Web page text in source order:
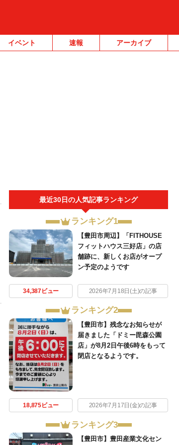
イベント 速報 アーカイブ
最近30日の人気記事ランキング
ランキング1
【豊田市周辺】「FITHOUSE
フィットハウス三好店」の店
舗跡に、新しくお店がオープ
ン予定のようです
34,387ビュー 2026年7月18日(土)の記事
ランキング2
【豊田市】残念なお知らせが
届きました「ドミー毘森公園
店」が8月2日午後6時をもって
閉店となるようです。
18,875ビュー 2026年7月17日(金)の記事
ランキング3
【豊田市】豊田産業文化セン